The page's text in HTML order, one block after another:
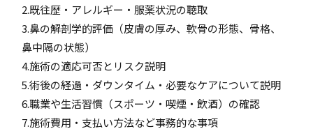
2.既往歴・アレルギー・服薬状況の聴取
3.鼻の解剖学的評価（皮膚の厚み、軟骨の形態、骨格、
鼻中隔の状態）
4.施術の適応可否とリスク説明
5.術後の経過・ダウンタイム・必要なケアについて説明
6.職業や生活習慣（スポーツ・喫煙・飲酒）の確認
7.施術費用・支払い方法など事務的な事項